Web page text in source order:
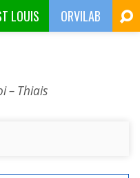
LOUIS ORVILAB
– Thiais